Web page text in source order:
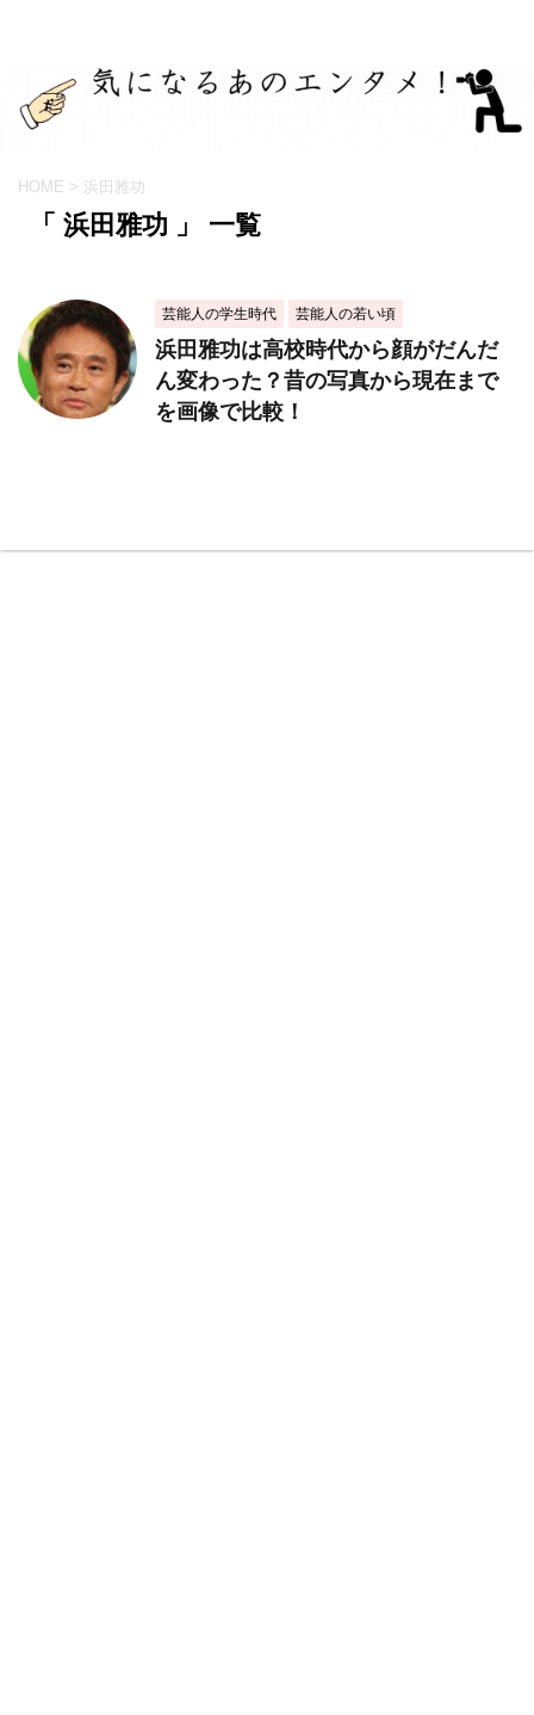
HOME > 浜田雅功
「 浜田雅功 」 一覧
芸能人の学生時代 芸能人の若い頃
浜田雅功は高校時代から顔がだんだ
ん変わった？昔の写真から現在まで
を画像で比較！